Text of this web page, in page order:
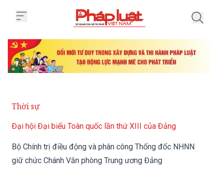
Thời sự
Đại hội Đại biểu Toàn quốc lần thứ XIII của Đảng
Bộ Chính trị điều động và phân công Thống đốc NHNN
giữ chức Chánh Văn phòng Trung ương Đảng